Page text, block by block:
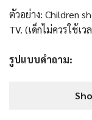
ตัวอย่าง: Children
TV. (เด็กไม่ควรใช้เ
รูปแบบคําถาม: